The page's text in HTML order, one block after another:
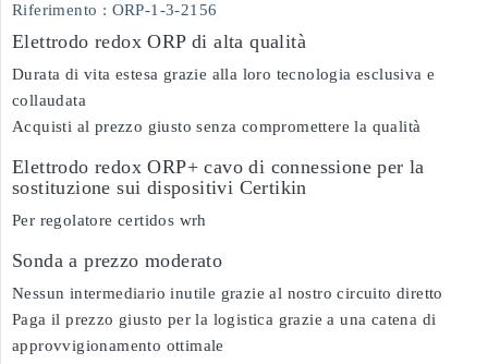
Riferimento : ORP-1-3-2156
Elettrodo redox ORP di alta qualità
Durata di vita estesa grazie alla loro tecnologia esclusiva e
collaudata
Acquisti al prezzo giusto senza compromettere la qualità
Elettrodo redox ORP+ cavo di connessione per la
sostituzione sui dispositivi Certikin
Per regolatore certidos wrh
Sonda a prezzo moderato
Nessun intermediario inutile grazie al nostro circuito diretto
Paga il prezzo giusto per la logistica grazie a una catena di
approvvigionamento ottimale